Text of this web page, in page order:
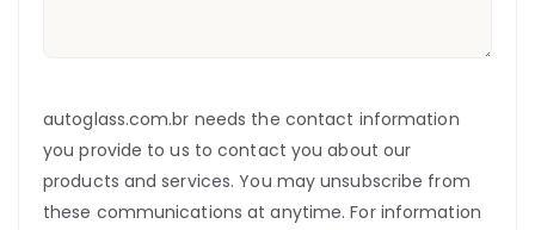
autoglass.com.br needs the contact information
you provide to us to contact you about our
products and services. You may unsubscribe from
these communications at anytime. For information